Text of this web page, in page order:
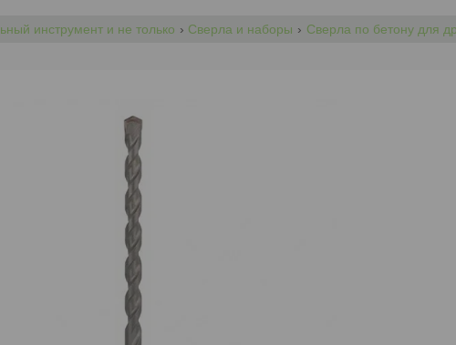
инструмент и не только Сверла и наборы Сверла по бетону для